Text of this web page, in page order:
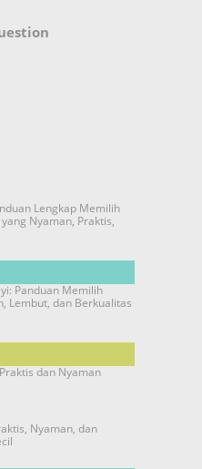
Lengkap Memilih
Nyaman, Praktis,
Panduan Memilih
Lembut, dan Berkualitas
dan Nyaman
Nyaman, dan